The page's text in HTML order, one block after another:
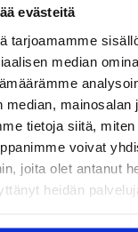
evästeitä
tarjoamamme
median
median, mainosalan
tietoja siitä,
voivat
joita olet antanut
heidän
opas